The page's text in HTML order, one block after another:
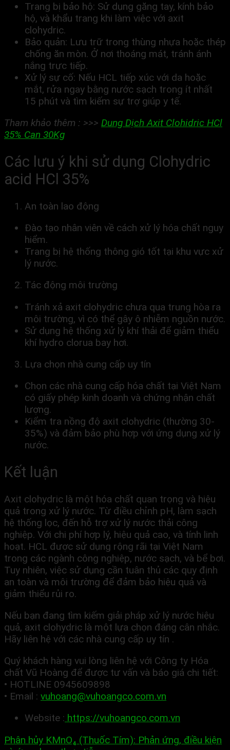
Trang bị bảo hộ: Sử dụng găng tay, kính bảo
hộ, và khẩu trang khi làm việc với axit
clohydric.
Bảo quản: Lưu trữ trong thùng nhựa hoặc thép
chống ăn mòn. Ở nơi thoáng mát, tránh ánh
nắng trực tiếp.
Xử lý sự cố: Nếu HCL tiếp xúc với da hoặc
mắt, rửa ngay bằng nước sạch trong ít nhất
15 phút và tìm kiếm sự trợ giúp y tế.
Tham khảo thêm : >>> Dung Dịch Axit Clohidric HCl
35% Can 30Kg
Các lưu ý khi sử dụng Clohydric
acid HCl 35%
An toàn lao động
Đào tạo nhân viên về cách xử lý hóa chất nguy
hiểm.
Trang bị hệ thống thông gió tốt tại khu vực xử
lý nước.
Tác động môi trường
Tránh xả axit clohydric chưa qua trung hòa ra
môi trường, vì có thể gây ô nhiễm nguồn nước.
Sử dụng hệ thống xử lý khí thải để giảm thiểu
khí hydro clorua bay hơi.
Lựa chọn nhà cung cấp uy tín
Chọn các nhà cung cấp hóa chất tại Việt Nam
có giấy phép kinh doanh và chứng nhận chất
lượng.
Kiểm tra nồng độ axit clohydric (thường 30-
35%) và đảm bảo phù hợp với ứng dụng xử lý
nước.
Kết luận
Axit clohydric là một hóa chất quan trọng và hiệu
quả trong xử lý nước. Từ điều chỉnh pH, làm sạch
hệ thống lọc, đến hỗ trợ xử lý nước thải công
nghiệp. Với chi phí hợp lý, hiệu quả cao, và tính linh
hoạt. HCL được sử dụng rộng rãi tại Việt Nam
trong các ngành công nghiệp, nước sạch, và bể bơi.
Tuy nhiên, việc sử dụng cần tuân thủ các quy định
an toàn và môi trường để đảm bảo hiệu quả và
giảm thiểu rủi ro.
Nếu bạn đang tìm kiếm giải pháp xử lý nước hiệu
quả, axit clohydric là một lựa chọn đáng cân nhắc.
Hãy liên hệ với các nhà cung cấp uy tín .
Quý khách hàng vui lòng liên hệ với Công ty Hóa
chất Vũ Hoàng để được tư vấn và báo giá chi tiết:
• HOTLINE 0945609898
• Email : vuhoang@vuhoangco.com.vn
Website : https://vuhoangco.com.vn
Phân hủy KMnO₄ (Thuốc Tím): Phản ứng, điều kiện